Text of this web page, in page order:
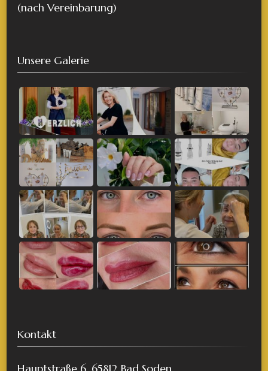
(nach Vereinbarung)
Unsere Galerie
Kontakt